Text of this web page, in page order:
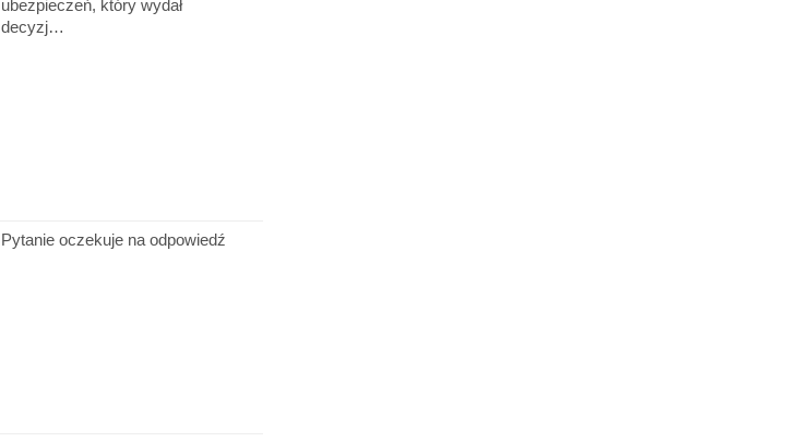
ubezpieczeń, który wydał
decyzj…
Pytanie oczekuje na odpowiedź